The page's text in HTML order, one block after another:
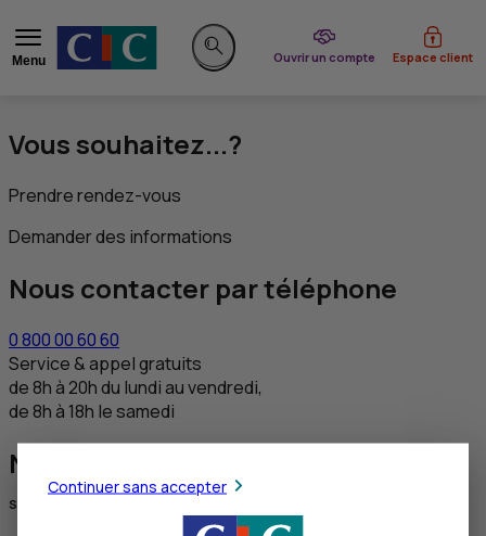
Menu
Rechercher sur le site
Ouvrir un compte
du CIC Espace client
Vous souhaitez...?
Prendre rendez-vous
Demander des informations
Nous contacter par téléphone
0 800 00 60 60
Service & appel gratuits
de 8h à 20h du lundi au vendredi,
de 8h à 18h le samedi
Nous contacter via DEAFI
Service réservé aux personnes sourdes et malentendantes
Continuer sans accepter